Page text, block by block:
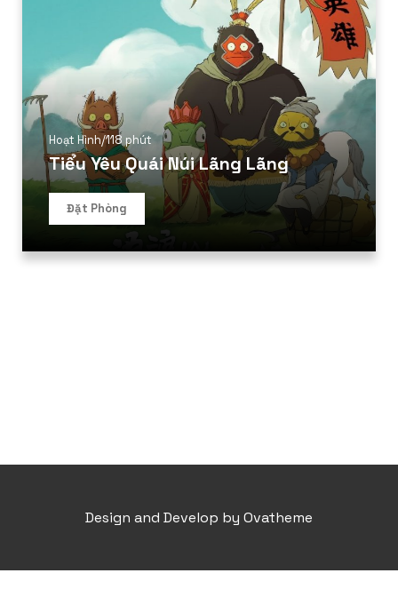
Hoạt Hình/118 phút
Tiểu Yêu Quái Núi Lãng Lãng
Đặt Phòng
Design and Develop by Ovatheme